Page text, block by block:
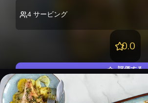
4 サービング
0.0
評価する